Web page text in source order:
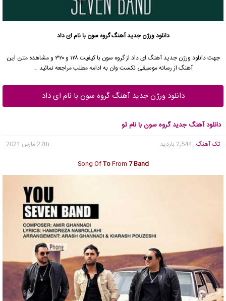
دانلود ورژن جدید آهنگگروه سون با نام ای داد
جهت دانلود ورژن جدید آهنگ ای داد ازگروه سون
با کیفیت ۱۲۸ و ۳۲۰ و مشاهده متن این
آهنگ از رسانه موسیقی نکست وان به ادامه مطلب مراجعه نمائید …
دانلود ورژن جدید آهنگ گروه سون با نام ای داد
دانلود آهنگ جدید گروه سون با نام تو
تک آهنگ , 2,544 بازدید
27th مارس 2021
Song OfToFrom 7 Band